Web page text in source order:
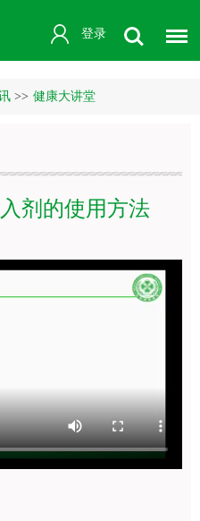
登录
>> 健康大讲堂
剂的使用方法